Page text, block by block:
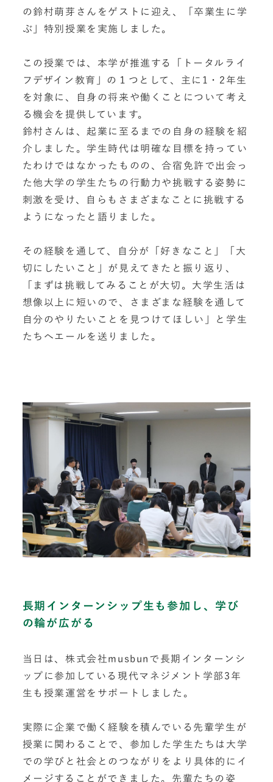
の鈴村萌芽さんをゲストに迎え、「卒業生に学
ぶ」特別授業を実施しました。
この授業では、本学が推進する「トータルライ
フデザイン教育」の１つとして、主に1・2年生
を対象に、自身の将来や働くことについて考え
る機会を提供しています。
鈴村さんは、起業に至るまでの自身の経験を紹
介しました。学生時代は明確な目標を持ってい
たわけではなかったものの、合宿免許で出会っ
た他大学の学生たちの行動力や挑戦する姿勢に
刺激を受け、自らもさまざまなことに挑戦する
ようになったと語りました。
その経験を通して、自分が「好きなこと」「大
切にしたいこと」が見えてきたと振り返り、
「まずは挑戦してみることが大切。大学生活は
想像以上に短いので、さまざまな経験を通して
自分のやりたいことを見つけてほしい」と学生
たちへエールを送りました。
長期インターンシップ生も参加し、学び
の輪が広がる
当日は、株式会社musbunで長期インターンシ
ップに参加している現代マネジメント学部3年
生も授業運営をサポートしました。
実際に企業で働く経験を積んでいる先輩学生が
授業に関わることで、参加した学生たちは大学
での学びと社会とのつながりをより具体的にイ
メージすることができました。先輩たちの姿